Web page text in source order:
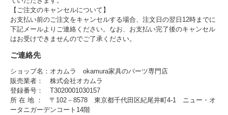
【ご注文のキャンセルについて】
お支払い前のご注文をキャンセルする場合、注文日の翌日12時までに
下記メールよりご連絡ください。なお、お支払い完了後のキャンセル
はお受けできませんのでご了承ください。
ご連絡先
ショップ名：オカムラ okamura家具のパーツ専門店
販売業者： 株式会社オカムラ
登録番号： T3020001030157
所 在 地 ： 〒102－8578 東京都千代田区紀尾井町4-1 ニュー・オ
ータニガーデンコート14階